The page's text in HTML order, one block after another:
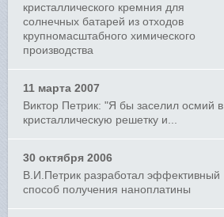
кристаллического кремния для
солнечных батарей из отходов
крупномасштабного химического
производства
11 марта 2007
Виктор Петрик: "Я бы заселил осмий в
кристаллическую решетку и...
30 октября 2006
В.И.Петрик разработал эффективный
способ получения наноплатины